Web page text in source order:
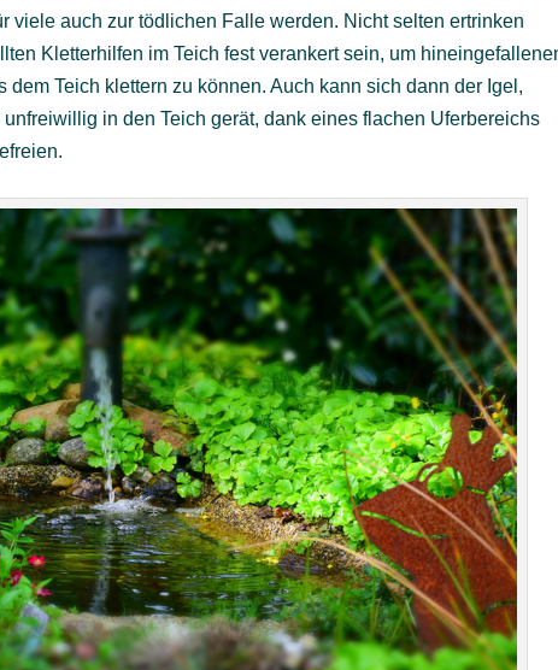
viele auch zur tödlichen Falle werden. Nicht selten ertrinken
Kletterhilfen im Teich fest verankert sein, um
Teich klettern zu können. Auch kann sich dann der Igel,
in den Teich gerät, dank eines flachen Uferbereichs